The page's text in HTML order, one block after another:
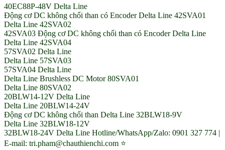
40EC88P-48V Delta Line
Động cơ DC không chổi than có Encoder Delta Line 42SVA01
Delta Line 42SVA02
42SVA03 Động cơ DC không chổi than có Encoder Delta Line
Delta Line 42SVA04
57SVA02 Delta Line
Delta Line 57SVA03
57SVA04 Delta Line
Delta Line Brushless DC Motor 80SVA01
Delta Line 80SVA02
20BLW14-12V Delta Line
Delta Line 20BLW14-24V
Động cơ DC không chổi than Delta Line 32BLW18-9V
Delta Line 32BLW18-12V
32BLW18-24V Delta Line Hotline/WhatsApp/Zalo: 0901 327 774 |
E-mail: tri.pham@chauthienchi.com ⭐